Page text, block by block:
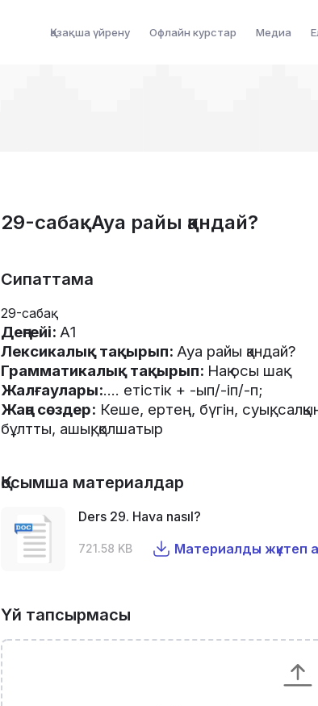
Қазақша үйрену Офлайн курстар Медиа
29-сабақ. Ауа райы қандай?
Сипаттама
29-сабақ
Деңгейі: А1
Лексикалық тақырып: Ауа райы қандай?
Грамматикалық тақырып: Нақ осы шақ
Жалғаулары:.... етістік + -ып/-іп/-п;
Жаңа сөздер: Кеше, ертең, бүгін, суық,
бұлтты, ашық,қолшатыр
Қосымша материалдар
Ders 29. Hava nasıl?
721.58 KB Материалды жүктеп
Үй тапсырмасы